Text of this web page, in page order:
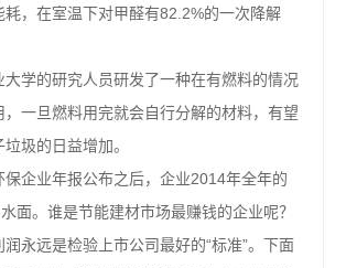
耗，在室温下对甲醛有82.2%的一次降解
的研究人员研发了一种在有燃料的情况
，一旦燃料用完就会自行分解的材料，有望
圾的日益增加。
业年报公布之后，企业2014年全年的
面。谁是节能建材市场最赚钱的企业呢？
永远是检验上市公司最好的“标准”。下面